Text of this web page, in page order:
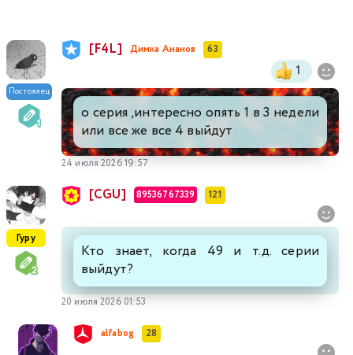
Постоялец
[F4L] Димка Ананов 63
1
о серия ,интересно опять 1 в 3 недели
или все же все 4 выйдут
24 июля 2026 19:57
Гуру
[CGU] 89536767339 121
Кто знает, когда 49 и т.д. серии
выйдут?
20 июля 2026 01:53
alfabog 28